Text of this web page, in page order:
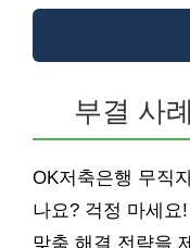
부결 사
OK저축은행 무직
나요? 걱정 마세
맞춤 해결 전략을